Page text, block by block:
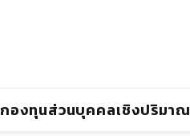
กองทุนส่วนบุคคลเชิงปริมาณ